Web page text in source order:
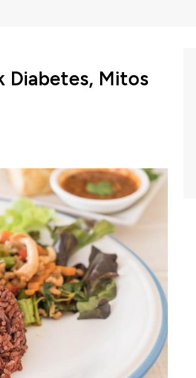
Diabetes, Mitos